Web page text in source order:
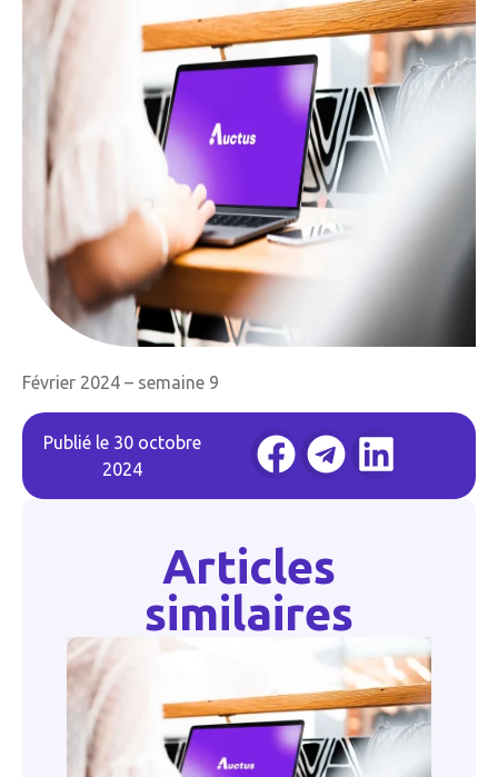
Février 2024 – semaine 9
Publié le 30 octobre
2024
Articles
similaires